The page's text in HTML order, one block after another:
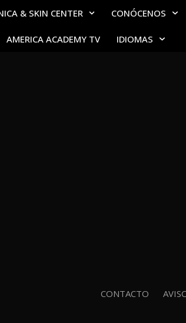
& SKIN CENTER CONÓCENOS
AMERICA ACADEMY TV IDIOMAS
CONTACTO